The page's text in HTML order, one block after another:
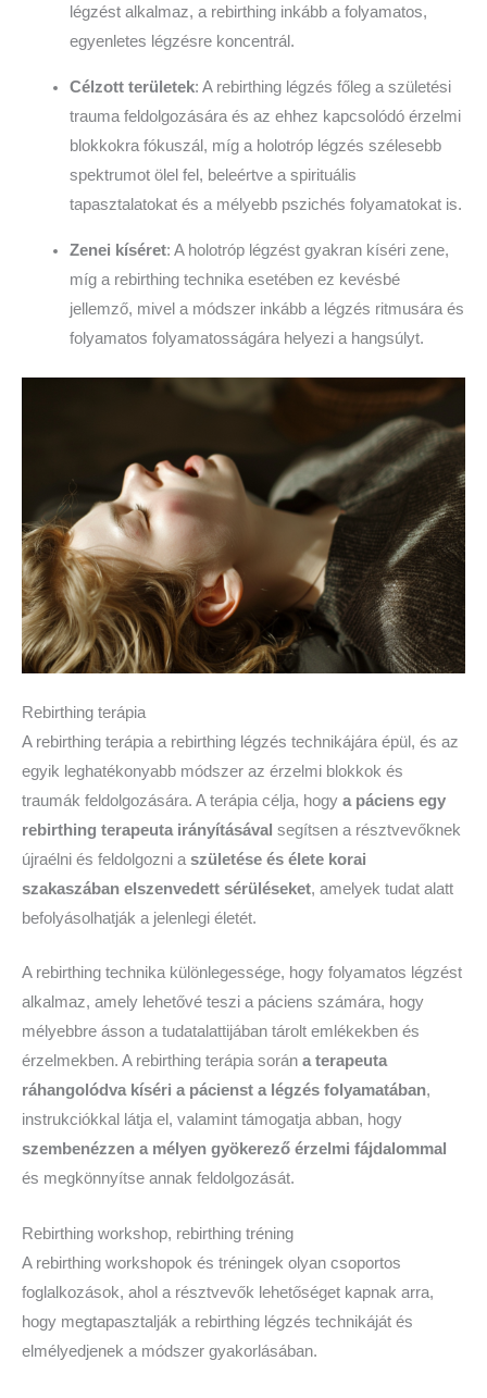
légzést alkalmaz, a rebirthing inkább a folyamatos,
egyenletes légzésre koncentrál.
Célzott területek: A rebirthing légzés főleg a születési
trauma feldolgozására és az ehhez kapcsolódó érzelmi
blokkokra fókuszál, míg a holotróp légzés szélesebb
spektrumot ölel fel, beleértve a spirituális
tapasztalatokat és a mélyebb pszichés folyamatokat is.
Zenei kíséret: A holotróp légzést gyakran kíséri zene,
míg a rebirthing technika esetében ez kevésbé
jellemző, mivel a módszer inkább a légzés ritmusára és
folyamatos folyamatosságára helyezi a hangsúlyt.
Rebirthing terápia
A rebirthing terápia a rebirthing légzés technikájára épül, és az
egyik leghatékonyabb módszer az érzelmi blokkok és
traumák feldolgozására. A terápia célja, hogy a páciens egy
rebirthing terapeuta irányításával segítsen a résztvevőknek
újraélni és feldolgozni a születése és élete korai
szakaszában elszenvedett sérüléseket, amelyek tudat alatt
befolyásolhatják a jelenlegi életét.
A rebirthing technika különlegessége, hogy folyamatos légzést
alkalmaz, amely lehetővé teszi a páciens számára, hogy
mélyebbre ásson a tudatalattijában tárolt emlékekben és
érzelmekben. A rebirthing terápia során a terapeuta
ráhangolódva kíséri a pácienst a légzés folyamatában,
instrukciókkal látja el, valamint támogatja abban, hogy
szembenézzen a mélyen gyökerező érzelmi fájdalommal
és megkönnyítse annak feldolgozását.
Rebirthing workshop, rebirthing tréning
A rebirthing workshopok és tréningek olyan csoportos
foglalkozások, ahol a résztvevők lehetőséget kapnak arra,
hogy megtapasztalják a rebirthing légzés technikáját és
elmélyedjenek a módszer gyakorlásában.